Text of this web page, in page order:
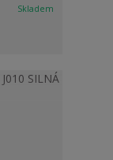
Skladem